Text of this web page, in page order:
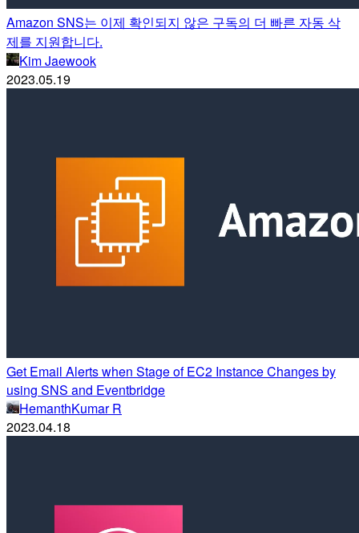
Amazon SNS는 이제 확인되지 않은 구독의 더 빠른 자동 삭
제를 지원합니다.
Kim Jaewook
2023.05.19
Get Email Alerts when Stage of EC2 Instance Changes by
using SNS and Eventbridge
HemanthKumar R
2023.04.18